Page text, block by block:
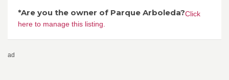
*Are you the owner of Parque Arboleda?Click
here to manage this listing.
ad